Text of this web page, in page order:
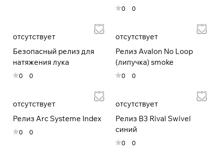
0 0
отсутствует
Безопасный релиз для
натяжения лука
0 0
отсутствует
Релиз Avalon No Loop
(липучка) smoke
0 0
отсутствует
Релиз Arc Systeme Index
0 0
отсутствует
Релиз B3 Rival Swivel
синий
0 0